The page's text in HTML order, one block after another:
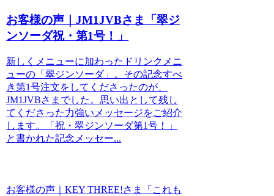
お客様の声｜JM1JVBさま「翠ジ
ンソーダ祝・第1号！」
新しくメニューに加わったドリンクメニ
ューの「翠ジンソーダ」。その記念すべ
き第1号注文をしてくださったのが、
JM1JVBさまでした。思い出として残し
てくださった力強いメッセージをご紹介
します。「祝・翠ジンソーダ第1号！」
と書かれた記念メッセー...
お客様の声｜KEY THREE!さま「これも